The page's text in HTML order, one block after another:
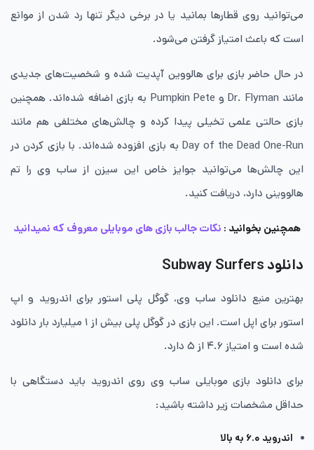
می‌توانید روی قطارها بمانید یا در برخی دیگر تنها رد شدن از موانع
است که باعث امتیاز گرفتن می‌شود.
در حال حاضر بازی برای هالووین آپدیت شده و شخصیت‌های جدیدی
مانند Dr. Flyman و Pumpkin Pete به بازی اضافه شده‌اند. همچنین
بازی حالتی علمی تخیلی پیدا کرده و چالش‌های مختلفی هم مانند
Day of the Dead One-Run به بازی افزوده شده‌اند. با بازی کردن در
این چالش‌ها می‌توانید جوایز خاص این سیزن از ساب وی را تم
هالووینی دارد، دریافت کنید.
همچنین بخوانید : نکات جالب بازی های موبایلی معروف که نمیدانید
دانلود Subway Surfers
بهترین منبع دانلود ساب وی، گوگل پلی استور برای اندروید و اپ
استور برای اپل است. این بازی در گوگل پلی بیش از ۱ میلیارد بار دانلود
شده است و امتیاز ۴.۶ از ۵ دارد.
برای دانلود بازی موبایلی ساب وی روی اندروید باید دستگاهی با
حداقل مشخصات زیر داشته باشید:
اندروید ۶.۰ به بالا